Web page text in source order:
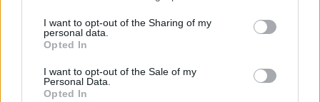
I want to opt-out of the Sharing of my
personal data.
Opted In
I want to opt-out of the Sale of my
Personal Data.
Opted In
DAILYPOST